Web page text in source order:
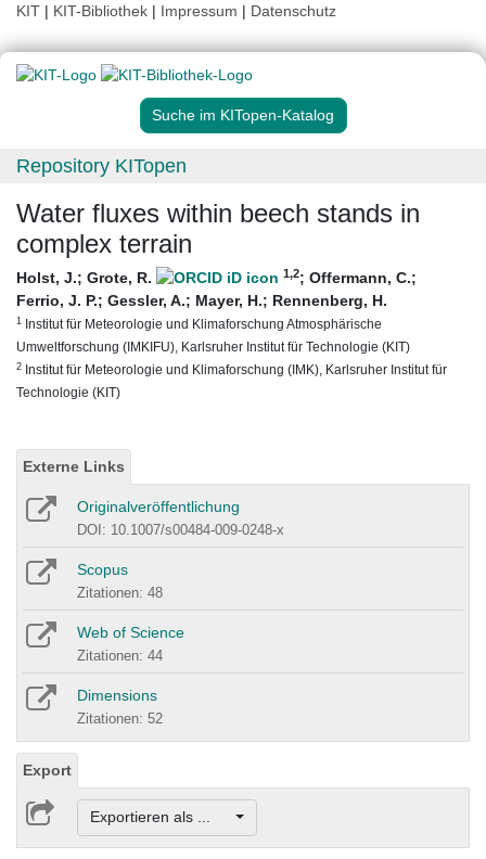
KIT | KIT-Bibliothek | Impressum | Datenschutz
Suche im KITopen-Katalog
Repository KITopen
Water fluxes within beech stands in
complex terrain
Holst, J.; Grote, R. 1,2; Offermann, C.;
Ferrio, J. P.; Gessler, A.; Mayer, H.; Rennenberg, H.
1 Institut für Meteorologie und Klimaforschung Atmosphärische
Umweltforschung (IMKIFU), Karlsruher Institut für Technologie (KIT)
2 Institut für Meteorologie und Klimaforschung (IMK), Karlsruher Institut für
Technologie (KIT)
Externe Links
Originalveröffentlichung
DOI: 10.1007/s00484-009-0248-x
Scopus
Zitationen: 48
Web of Science
Zitationen: 44
Dimensions
Zitationen: 52
Export
Exportieren als ...